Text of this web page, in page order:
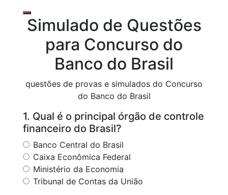
Simulado de Questões
para Concurso do
Banco do Brasil
questões de provas e simulados do Concurso
do Banco do Brasil
1. Qual é o principal órgão de controle
financeiro do Brasil?
Banco Central do Brasil
Caixa Econômica Federal
Ministério da Economia
Tribunal de Contas da União